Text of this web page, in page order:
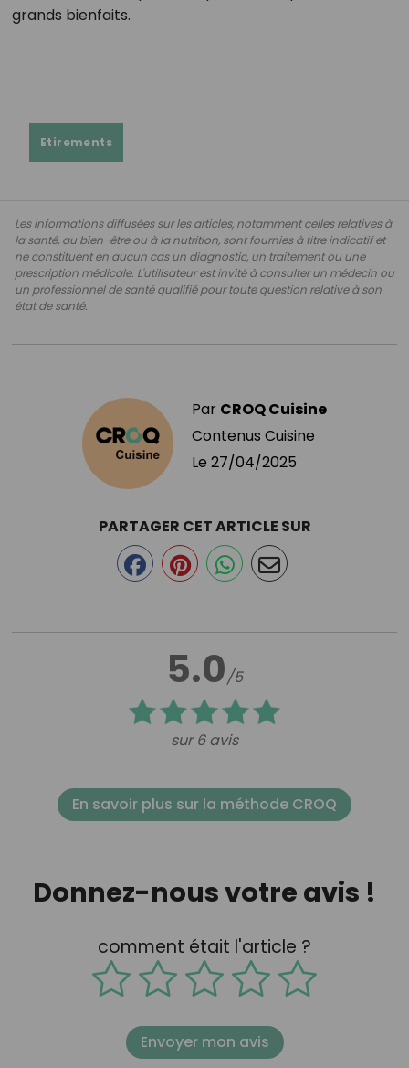
grands bienfaits.
Etirements
Les informations diffusées sur les articles, notamment celles relatives à
la santé, au bien-être ou à la nutrition, sont fournies à titre indicatif et
ne constituent en aucun cas un diagnostic, un traitement ou une
prescription médicale. L'utilisateur est invité à consulter un médecin ou
un professionnel de santé qualifié pour toute question relative à son
état de santé.
Par CROQ Cuisine
Contenus Cuisine
Le 27/04/2025
5.0/5
sur 6 avis
PARTAGER CET ARTICLE SUR
En savoir plus sur la méthode CROQ
Donnez-nous votre avis !
comment était l'article ?
Envoyer mon avis